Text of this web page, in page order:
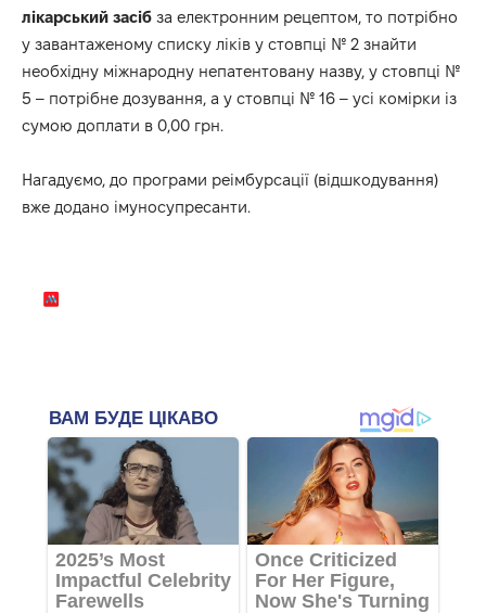
лікарський засіб за електронним рецептом, то потрібно
у завантаженому списку ліків у стовпці № 2 знайти
необхідну міжнародну непатентовану назву, у стовпці №
5 – потрібне дозування, а у стовпці № 16 – усі комірки із
сумою доплати в 0,00 грн.
Нагадуємо, до програми реімбурсації (відшкодування)
вже додано імуносупресанти.